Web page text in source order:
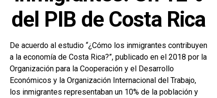
del PIB de Costa Rica
De acuerdo al estudio “¿Cómo los inmigrantes contribuyen
a la economía de Costa Rica?”, publicado en el 2018 por la
Organización para la Cooperación y el Desarrollo
Económicos y la Organización Internacional del Trabajo,
los inmigrantes representaban un 10% de la población y